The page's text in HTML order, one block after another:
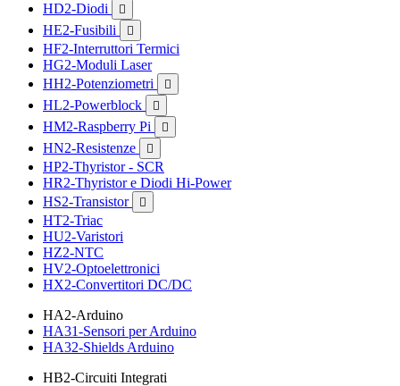
HD2-Diodi 
HE2-Fusibili 
HF2-Interruttori Termici
HG2-Moduli Laser
HH2-Potenziometri

HL2-Powerblock 
HM2-Raspberry Pi 
HN2-Resistenze 
HP2-Thyristor - SCR
HR2-Thyristor e Diodi Hi-Power
HS2-Transistor

HT2-Triac
HU2-Varistori
HZ2-NTC
HV2-Optoelettronici
HX2-Convertitori DC/DC
HA2-Arduino
HA31-Sensori per Arduino
HA32-Shields Arduino
HB2-Circuiti Integrati